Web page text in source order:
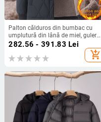
Palton călduros din bumbac cu
umplutură din lână de miel, guler
înalt, fermoar, căptușeală din fleece,
buzunare cu patch, cald și durabil
282.56 - 391.83 Lei
add_shopping_cart